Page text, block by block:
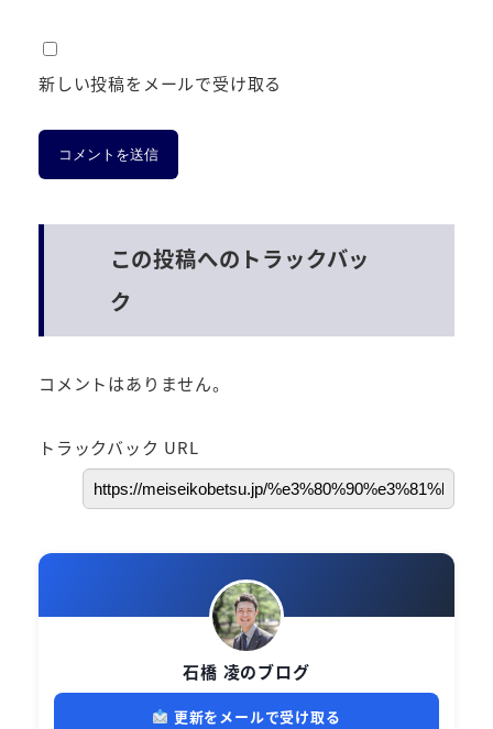
新しい投稿をメールで受け取る
この投稿へのトラックバッ
ク
コメントはありません。
トラックバック URL
石橋 凌のブログ
更新をメールで受け取る